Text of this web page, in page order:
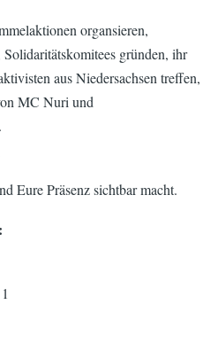
organsieren,
gründen, ihr
aus Niedersachsen treffen,
MC Nuri und
Eure Präsenz sichtbar macht.